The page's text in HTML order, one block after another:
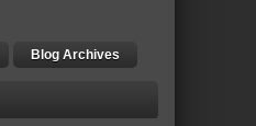
Blog Archives